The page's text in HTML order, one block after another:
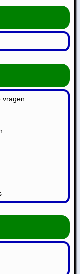
vragen